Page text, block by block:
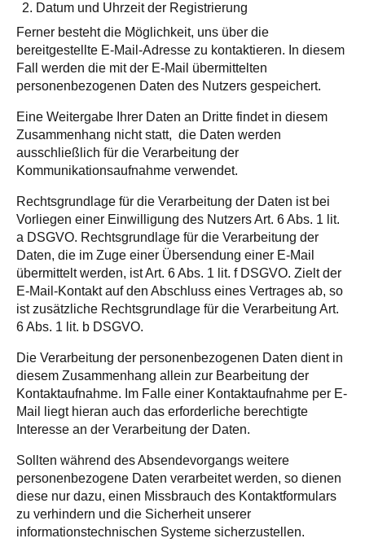
Datum und Uhrzeit der Registrierung
Ferner besteht die Möglichkeit, uns über die
bereitgestellte E-Mail-Adresse zu kontaktieren. In diesem
Fall werden die mit der E-Mail übermittelten
personenbezogenen Daten des Nutzers gespeichert.
Eine Weitergabe Ihrer Daten an Dritte findet in diesem
Zusammenhang nicht statt, die Daten werden
ausschließlich für die Verarbeitung der
Kommunikationsaufnahme verwendet.
Rechtsgrundlage für die Verarbeitung der Daten ist bei
Vorliegen einer Einwilligung des Nutzers Art. 6 Abs. 1 lit.
a DSGVO. Rechtsgrundlage für die Verarbeitung der
Daten, die im Zuge einer Übersendung einer E-Mail
übermittelt werden, ist Art. 6 Abs. 1 lit. f DSGVO. Zielt der
E-Mail-Kontakt auf den Abschluss eines Vertrages ab, so
ist zusätzliche Rechtsgrundlage für die Verarbeitung Art.
6 Abs. 1 lit. b DSGVO.
Die Verarbeitung der personenbezogenen Daten dient in
diesem Zusammenhang allein zur Bearbeitung der
Kontaktaufnahme. Im Falle einer Kontaktaufnahme per E-
Mail liegt hieran auch das erforderliche berechtigte
Interesse an der Verarbeitung der Daten.
Sollten während des Absendevorgangs weitere
personenbezogene Daten verarbeitet werden, so dienen
diese nur dazu, einen Missbrauch des Kontaktformulars
zu verhindern und die Sicherheit unserer
informationstechnischen Systeme sicherzustellen.